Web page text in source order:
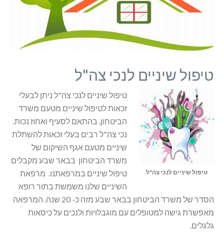
טיפול שיניים לנכי צה"ל
טיפול שיניים לנכי צה"ל
טיפול שיניים לנכי צה"ל ניתן לבעלי
זכאות לטיפול שיניים מטעם משרד
הביטחון, בהתאם לסעיף ואחוז נכות.
נכי צה"ל רבים בעלי זכאות להשתלת
שיניים מטעם אגף השיקום של
משרד הביטחון בבאר שבע מקבלים
טיפול שיניים במרפאתנו. מרפאת
השיניים שלנו משמשת בתור רופא
הסדר של משרד הביטחון בבאר שבע מזה כ- 20 שנה. המרפאה
מאפשרת גישה למטופלים עם מוגבלויות ולנכים על כיסאות
גלגלים.